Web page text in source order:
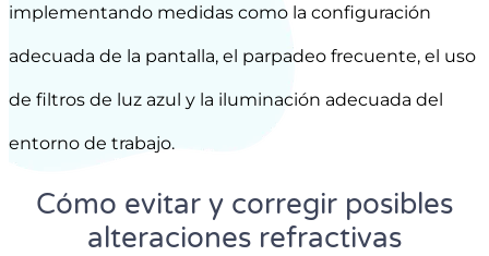
implementando medidas como la configuración
adecuada de la pantalla, el parpadeo frecuente, el uso
de filtros de luz azul y la iluminación adecuada del
entorno de trabajo.
Cómo evitar y corregir posibles
alteraciones refractivas